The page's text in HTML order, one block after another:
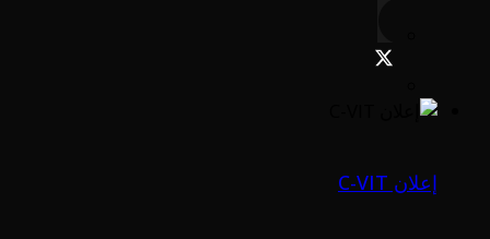
إعلان C-VIT